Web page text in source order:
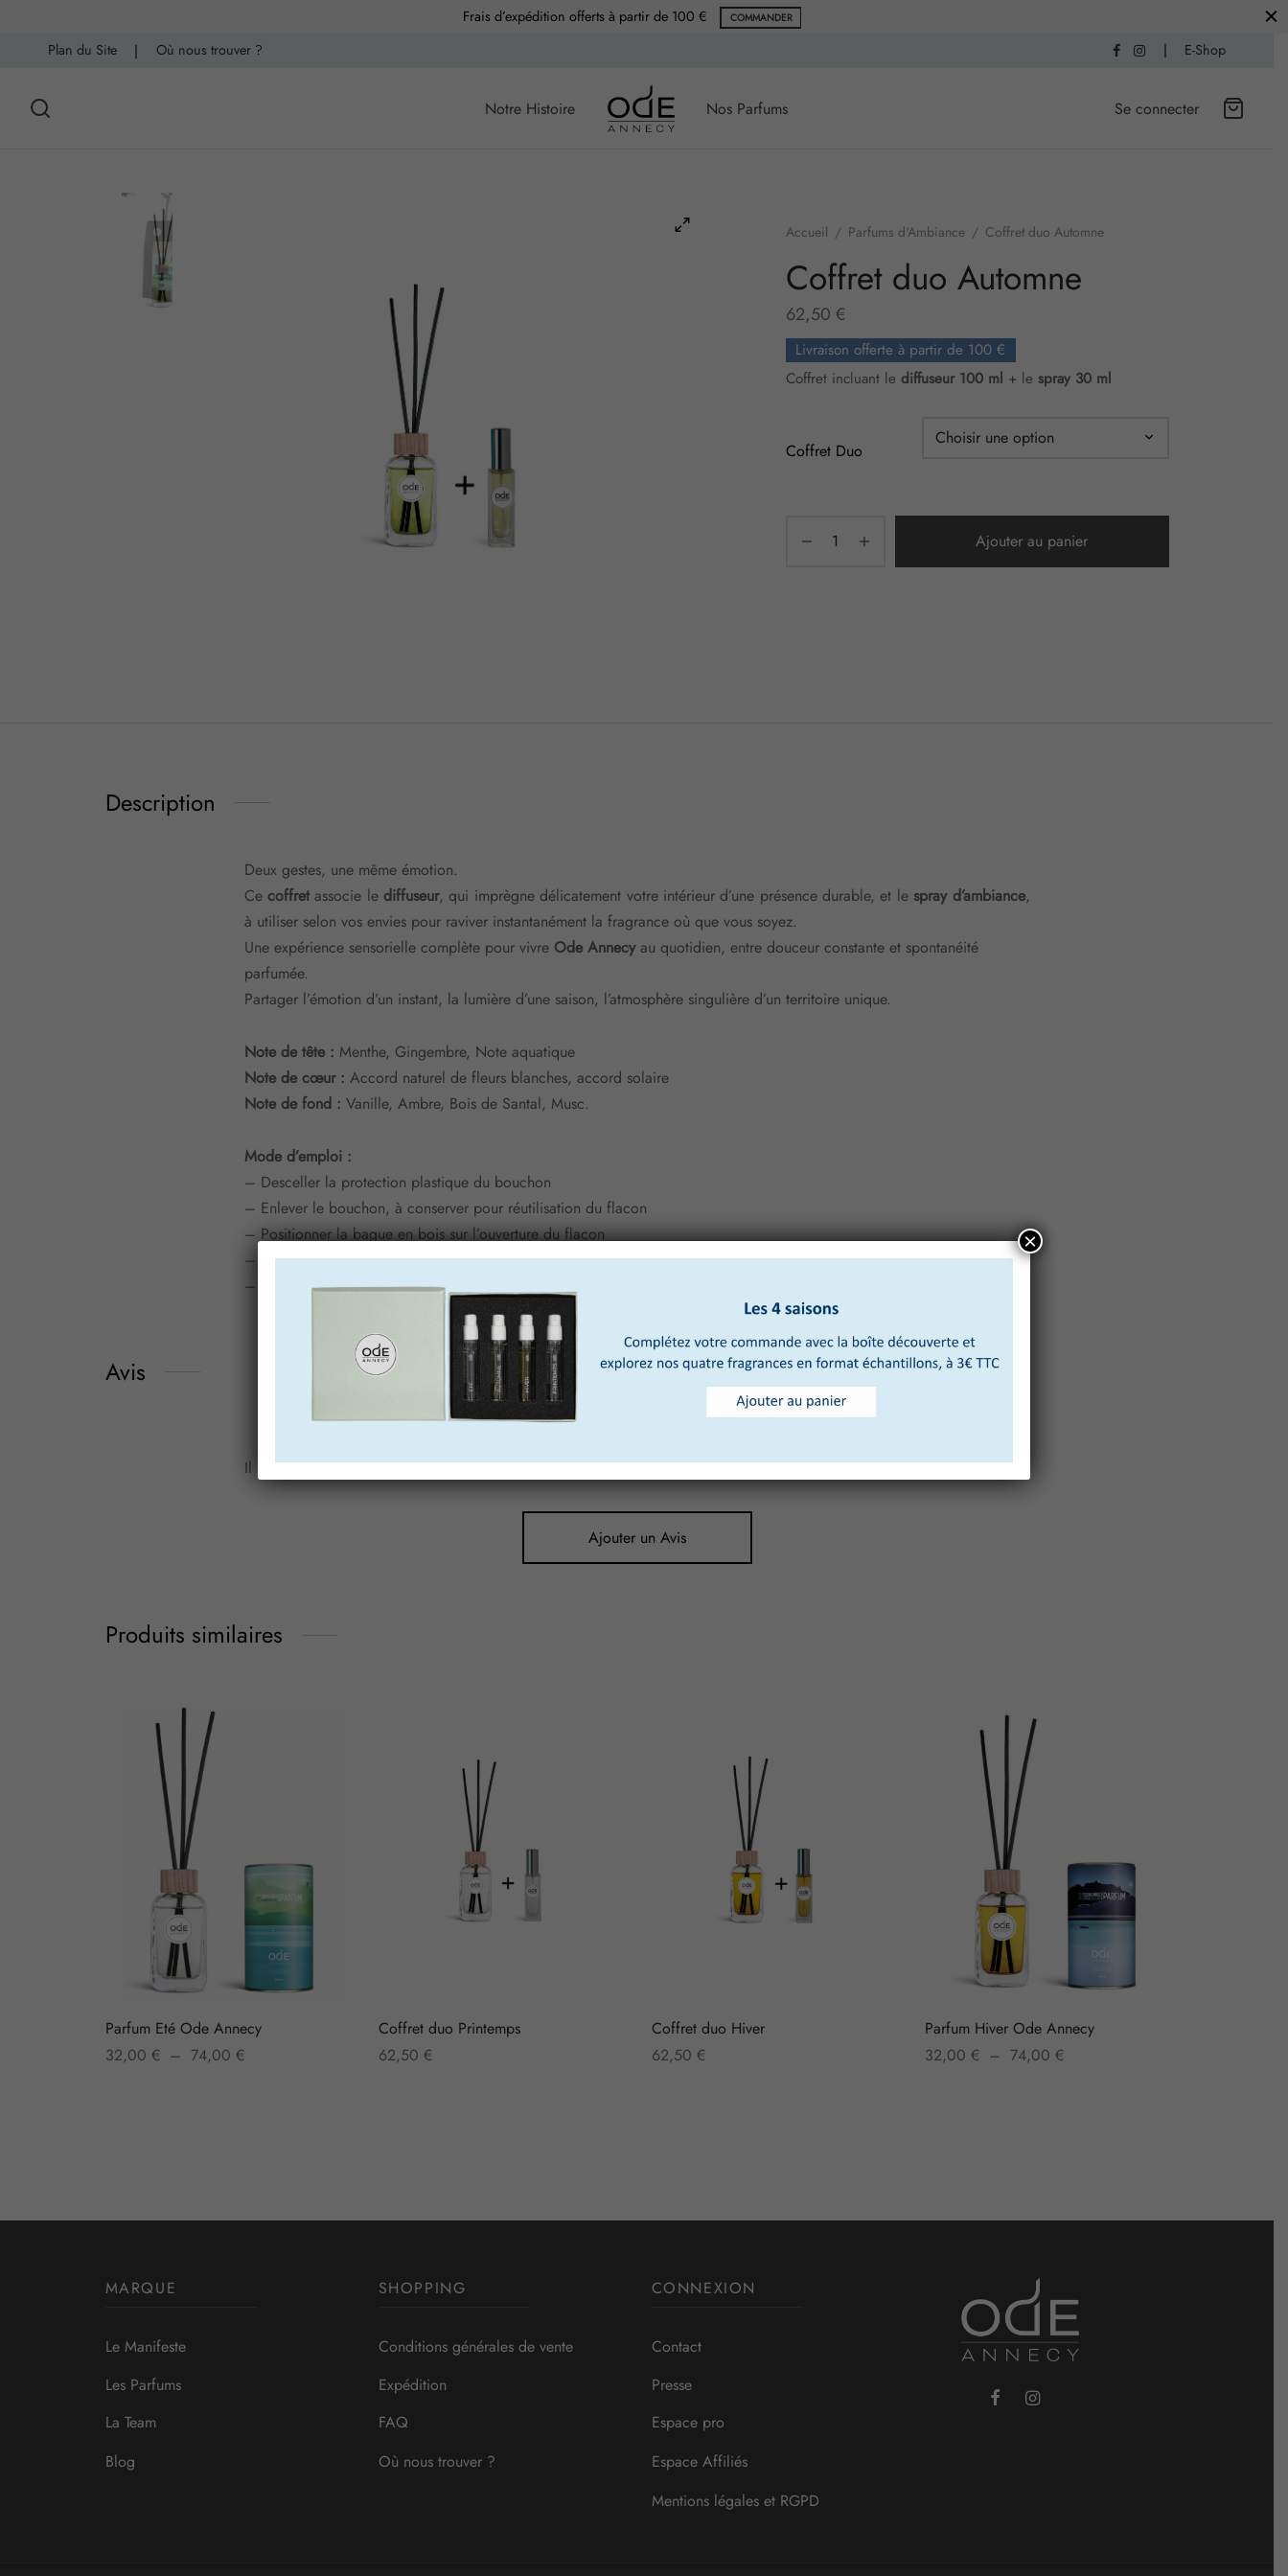
Frais d’expédition offerts à partir de 100 € COMMANDER
Plan du Site | Où nous trouver ? | E-Shop
Notre Histoire Nos Parfums Se connecter
Accueil / Parfums d'Ambiance / Coffret duo Automne
Coffret duo Automne
62,50 €
Livraison offerte à partir de 100 €
Coffret incluant le diffuseur 100 ml + le spray 30 ml
Coffret Duo
Ajouter au panier
Description
Deux gestes, une même émotion.
Ce coffretassocie le diffuseur, qui imprègne délicatement votre intérieur d’une présence durable, et le spray d’ambiance,
à utiliser selon vos envies pour raviver instantanément la fragrance où que vous soyez.
Une expérience sensorielle complète pour vivre Ode Annecyau quotidien, entre douceur constante et spontanéité
parfumée.
Partager l’émotion d’un instant, la lumière d’une saison, l’atmosphère singulière d’un territoire unique.
Note de tête : Menthe, Gingembre, Note aquatique
Note de cœur : Accord naturel de fleurs blanches, accord solaire
Note de fond : Vanille, Ambre, Bois de Santal, Musc.
Mode d’emploi :
– Desceller la protection plastique du bouchon
– Enlever le bouchon, à conserver pour réutilisation du flacon
– Positionner la bague en bois sur l’ouverture du flacon
– Insérer les capillas dans l’orifice de la bague et laisser imprégner
– Retourner les capillas chaque semaine ou tous les 15 jours selon les flux de passage et la diffusion du parfum.
Avis
Il n’y a pas encore d’avis.
Ajouter un Avis
Produits similaires
Parfum Eté Ode Annecy
32,00 € – 74,00 €Plage
Coffret duo Printemps
62,50 €
Coffret duo Hiver
62,50 €
Parfum Hiver Ode Annecy
32,00 € – 74,00 €Plage
MARQUE
Le Manifeste
Les Parfums
La Team
Blog
SHOPPING
Conditions générales de vente
Expédition
FAQ
Où nous trouver ?
CONNEXION
Contact
Presse
Espace pro
Espace Affiliés
Mentions légales et RGPD
×